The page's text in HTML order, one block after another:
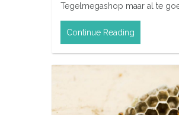
Tegelmegashop maar al te
Continue Reading